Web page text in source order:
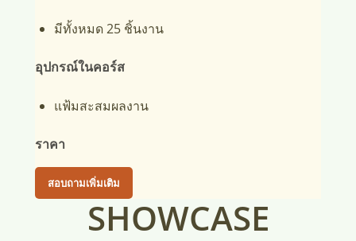
มีทั้งหมด 25 ชิ้นงาน
อุปกรณ์ในคอร์ส
แฟ้มสะสมผลงาน
ราคา
สอบถามเพิ่มเติม
SHOWCASE